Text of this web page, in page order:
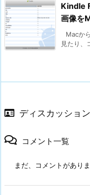
Kindle
画像を
Macか
見たり、
ディスカッション
コメント一覧
まだ、コメントがあり